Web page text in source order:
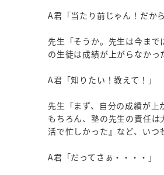
A君「当たり前じゃん！だか
先生「そうか。先生は今ま
の生徒は成績が上がらなかっ
A君「知りたい！教えて！」
先生「まず、自分の成績が上
もちろん、塾の先生の責任
活で忙しかった』など、いつ
A君「だってさぁ・・・・」